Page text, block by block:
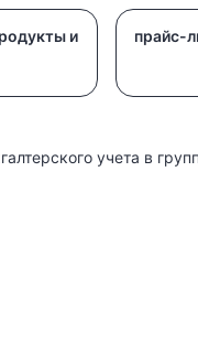
и
прайс-
учета в